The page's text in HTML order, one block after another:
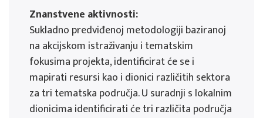
Znanstvene aktivnosti:
Sukladno predviđenoj metodologiji baziranoj
na akcijskom istraživanju i tematskim
fokusima projekta, identificirat će se i
mapirati resursi kao i dionici različitih sektora
za tri tematska područja. U suradnji s lokalnim
dionicima identificirati će tri različita područja